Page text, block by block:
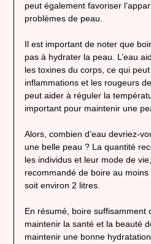
peut également favoriser
problèmes de peau.
Il est important de noter que
pas à hydrater la peau. L’eau
les toxines du corps, ce qui
inflammations et les rougeurs
peut aider à réguler la
important pour maintenir une
Alors, combien d’eau devriez-
une belle peau ? La quantité
les individus et leur mode de
recommandé de boire au moins
soit environ 2 litres.
En résumé, boire suffisamment
maintenir la santé et la beauté
maintenir une bonne